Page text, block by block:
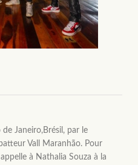
Janeiro,Brésil, par le
Vall Maranhão. Pour
à Nathalia Souza à la